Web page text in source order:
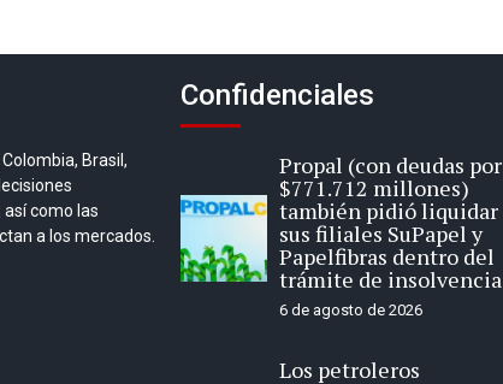
Brasil,
así como las
a los mercados.
Confidenciales
Propal (con deudas por
$771.712 millones)
también pidió liquidar
sus filiales SuPapel y
Papelfibras dentro del
trámite de insolvencia
6 de agosto de 2026
Los petroleros